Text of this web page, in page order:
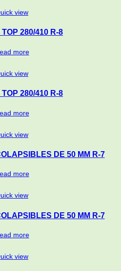
view
280/410 R-8
more
view
280/410 R-8
more
view
DE 50 MM R-7
more
view
DE 50 MM R-7
more
view